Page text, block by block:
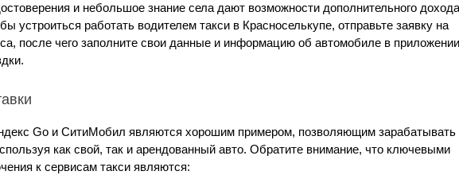
и небольшое знание села дают возможности дополнительного дохода
устроиться работать водителем такси в Красноселькупе, отправьте заявку на
после чего заполните свои данные и информацию об автомобиле в
Go и СитиМобил являются хорошим примером, позволяющим зарабатывать
как свой, так и арендованный авто. Обратите внимание, что ключевыми
к сервисам такси являются: